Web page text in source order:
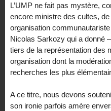
L’UMP ne fait pas mystère,
encore ministre des cultes,
organisation communautariste
Nicolas Sarkozy qui a donné
tiers de la représentation des
organisation dont la
recherches les plus
A ce titre, nous devons
son ironie parfois amère